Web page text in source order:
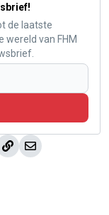
de laatste
wereld van FHM